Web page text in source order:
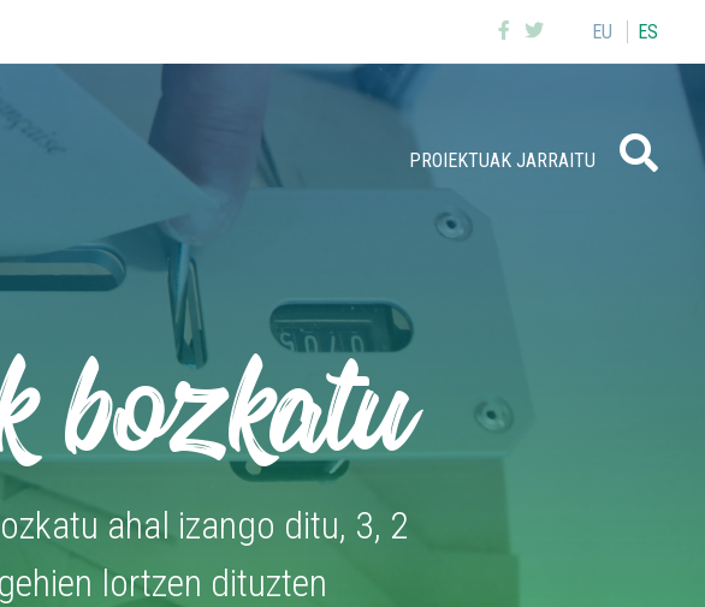
EU ES
PROIEKTUAK JARRAITU
bozkatu
ahal izango ditu, 3, 2
lortzen dituzten